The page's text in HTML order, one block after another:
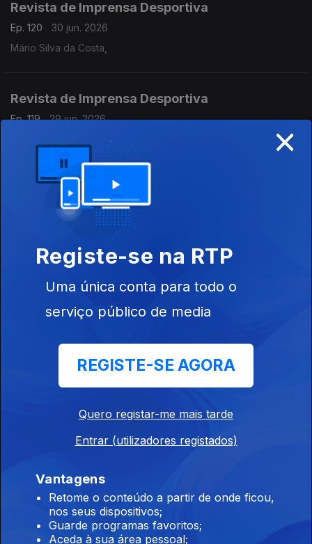
Revista de Imprensa Desportiva
Ep. 120
30 jun. 2026
Mário Silva da Costa,
Revista de Imprensa Desportiva
Ep. 119
29 jun. 2026
Revista de Imprensa Desportiva
26 jun. 2026
Revista de Imprensa Desportiva
Mário Silva da Costa,
Revista de Imprensa Desportiva
Mário Silva da Costa,
Ep. 115
23 jun. 2026
Mário Silva da Costa,
×
Registe-se na RTP
Uma única conta para todo o
serviço público de media
REGISTE-SE AGORA
Quero registar-me mais tarde
Entrar (utilizadores registados)
Vantagens
Retome o conteúdo a partir de onde ficou,
nos seus dispositivos;
Guarde programas favoritos;
Aceda à sua área pessoal;